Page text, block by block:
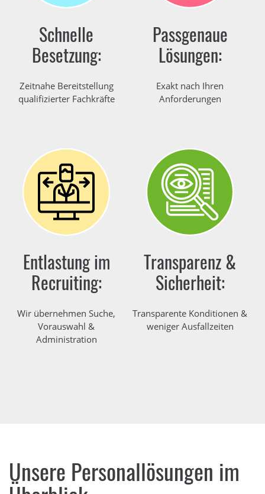
Schnelle
Besetzung:
Zeitnahe Bereitstellung
qualifizierter Fachkräfte
Passgenaue
Lösungen:
Exakt nach Ihren
Anforderungen
Entlastung im
Recruiting:
Wir übernehmen Suche,
Vorauswahl &
Administration
Transparenz &
Sicherheit:
Transparente Konditionen &
weniger Ausfallzeiten
Unsere Personallösungen im